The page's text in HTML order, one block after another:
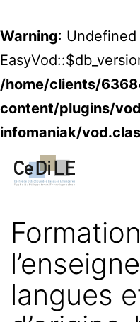
Warning:
/home/clients/
content/plugins/
infomaniak/
auCeDiLE
langues